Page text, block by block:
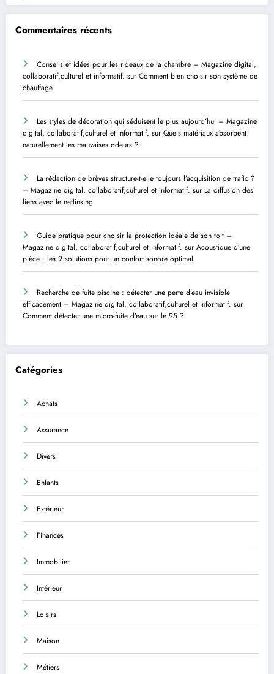
Commentaires récents
Conseils et idées pour les rideaux de la chambre – Magazine digital,
collaboratif,culturel et informatif. sur Comment bien choisir son système de
chauffage
Les styles de décoration qui séduisent le plus aujourd’hui – Magazine
digital, collaboratif,culturel et informatif. sur Quels matériaux absorbent
naturellement les mauvaises odeurs ?
La rédaction de brèves structure-t-elle toujours l’acquisition de trafic ?
– Magazine digital, collaboratif,culturel et informatif. sur La diffusion des
liens avec le netlinking
Guide pratique pour choisir la protection idéale de son toit –
Magazine digital, collaboratif,culturel et informatif. sur Acoustique d’une
pièce : les 9 solutions pour un confort sonore optimal
Recherche de fuite piscine : détecter une perte d’eau invisible
efficacement – Magazine digital, collaboratif,culturel et informatif. sur
Comment détecter une micro-fuite d’eau sur le 95 ?
Catégories
Achats
Assurance
Divers
Enfants
Extérieur
Finances
Immobilier
Intérieur
Loisirs
Maison
Métiers